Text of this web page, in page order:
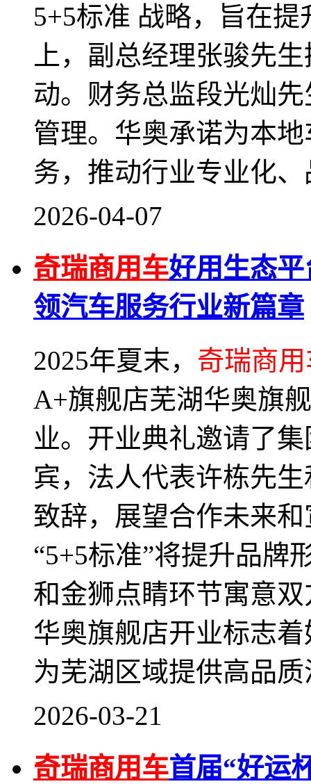
5+5标准 战略，旨在
上，副总经理张骏先
动。财务总监段光灿
管理。华奥承诺为本
务，推动行业专业化
2026-04-07
奇瑞商用车好用生态
领汽车服务行业新篇章
2025年夏末， 奇瑞商
A+旗舰店芜湖华奥旗
业。开业典礼邀请了
宾，法人代表许栋先
致辞，展望合作未来
“5+5标准”将提升品牌
和金狮点睛环节寓意
华奥旗舰店开业标志
为芜湖区域提供高品
2026-03-21
奇瑞商用车首届“好运